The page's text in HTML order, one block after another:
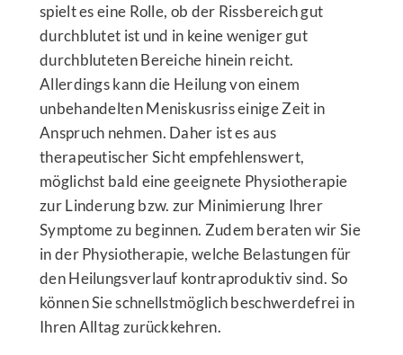
spielt es eine Rolle, ob der Rissbereich gut
durchblutet ist und in keine weniger gut
durchbluteten Bereiche hinein reicht.
Allerdings kann die Heilung von einem
unbehandelten Meniskusriss einige Zeit in
Anspruch nehmen. Daher ist es aus
therapeutischer Sicht empfehlenswert,
möglichst bald eine geeignete Physiotherapie
zur Linderung bzw. zur Minimierung Ihrer
Symptome zu beginnen. Zudem beraten wir Sie
in der Physiotherapie, welche Belastungen für
den Heilungsverlauf kontraproduktiv sind. So
können Sie schnellstmöglich beschwerdefrei in
Ihren Alltag zurückkehren.